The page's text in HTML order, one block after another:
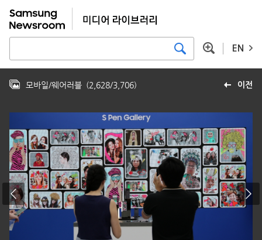
EN
이전
모바일/웨어러블 (2,628/3,706)